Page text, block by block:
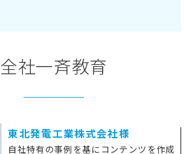
全社一斉教育
東北発電工業株式会社様
自社特有の事例を基にコンテンツを作成